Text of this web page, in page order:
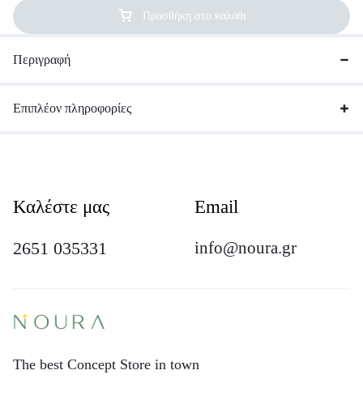
Προσθήκη στο καλάθι
Περιγραφή
Επιπλέον πληροφορίες
Καλέστε μας
2651 035331
Email
info@noura.gr
The best Concept Store in town